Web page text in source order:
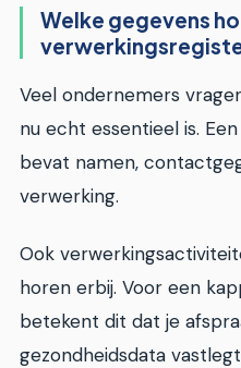
Welke gegevens
Veel ondernemers
nu echt essentieel is.
bevat namen,
verwerking.
Ook
horen erbij. Voor een
betekent dit dat je
gezondheidsdata